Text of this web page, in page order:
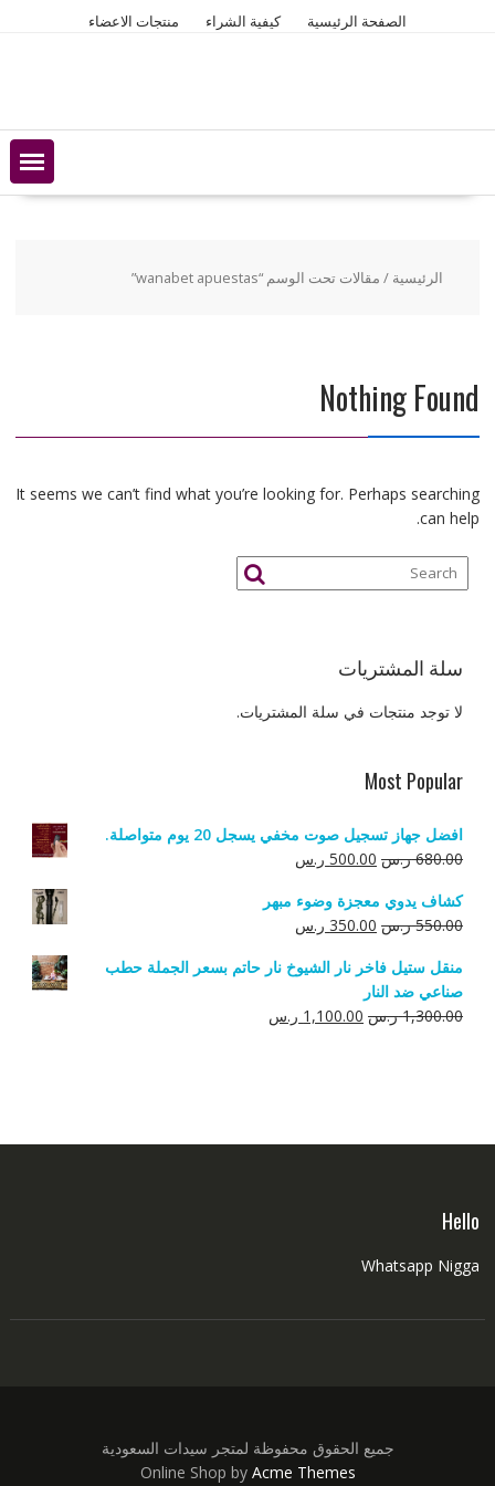
الصفحة الرئيسية كيفية الشراء منتجات الاعضاء
الرئيسية / مقالات تحت الوسم “wanabet apuestas”
Nothing Found
It seems we can’t find what you’re looking for. Perhaps searching
can help.
سلة المشتريات
لا توجد منتجات في سلة المشتريات.
Most Popular
افضل جهاز تسجيل صوت مخفي يسجل 20 يوم متواصلة.
680.00 ر.س السعر
هو:
680.00 ر.س.
500.00 ر.سالسعر
هو:
500.00 ر.س.
كشاف يدوي معجزة وضوء مبهر
550.00 ر.س السعر
هو:
550.00 ر.س.
350.00 ر.سالسعر
هو:
منقل ستيل فاخر نار الشيوخ نار حاتم بسعر الجملة حطب
صناعي ضد النار
1,300.00 ر.س السعر
1,100.00 ر.سالسعر
Hello
Whatsapp Nigga
جميع الحقوق محفوظة لمتجر سيدات السعودية
Online Shop by Acme Themes